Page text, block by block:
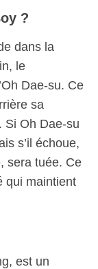
?
dans la
le
Dae-su. Ce
sa
Si Oh Dae-su
s’il échoue,
sera tuée. Ce
qui maintient
est un